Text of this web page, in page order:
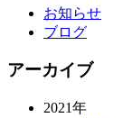
お知らせ
ブログ
アーカイブ
2021年